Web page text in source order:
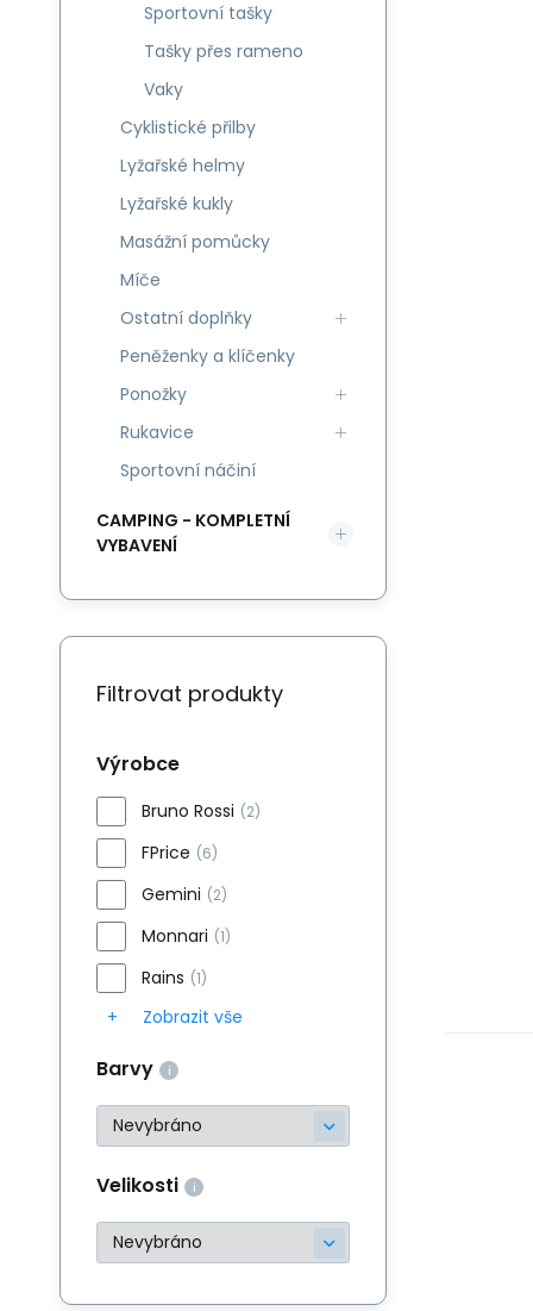
Sportovní tašky
Tašky přes rameno
Vaky
Cyklistické přilby
Lyžařské helmy
Lyžařské kukly
Masážní pomůcky
Míče
Ostatní doplňky
Peněženky a klíčenky
Ponožky
Rukavice
Sportovní náčiní
CAMPING - KOMPLETNÍ
VYBAVENÍ
Filtrovat produkty
Výrobce
Bruno Rossi (2)
FPrice (6)
Gemini (2)
Monnari (1)
Rains (1)
Zobrazit vše
Barvy
Velikosti